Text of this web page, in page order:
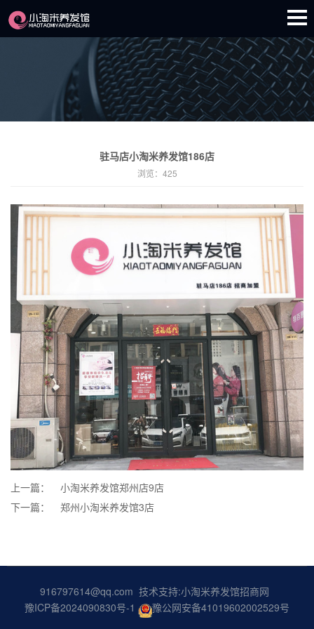
驻马店小淘米养发馆186店
浏览： 425
上一篇：
小淘米养发馆郑州店9店
下一篇：
郑州小淘米养发馆3店
916797614@qq.com 技术支持:小淘米养发馆招商网
豫ICP备2024090830号-1
豫公网安备41019602002529号